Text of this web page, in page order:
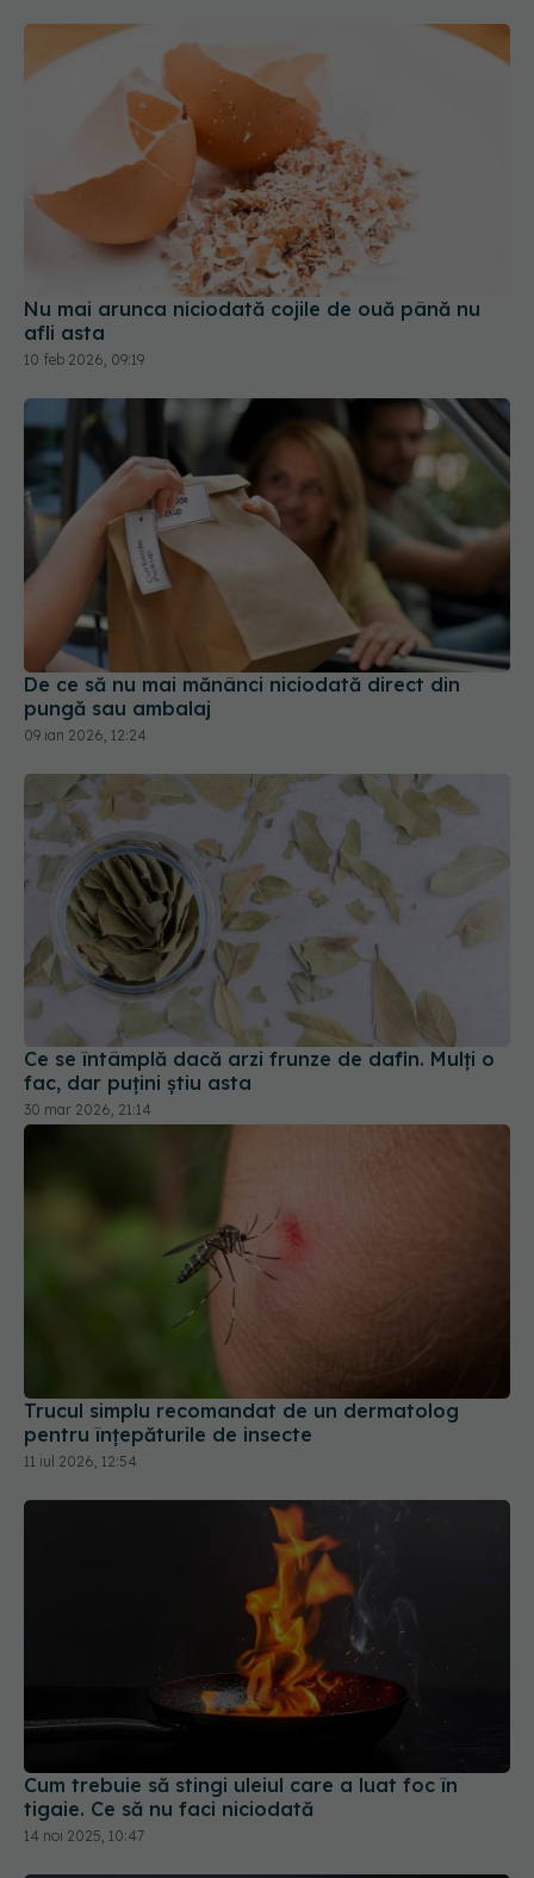
Nu mai arunca niciodată cojile de ouă până nu
afli asta
De ce să nu mai mănânci niciodată direct din
pungă sau ambalaj
09 ian 2026, 12:24
Ce se întâmplă dacă arzi frunze de dafin. Mulți o
fac, dar puțini știu asta
30 mar 2026, 21:14
Trucul simplu recomandat de un dermatolog
pentru înțepăturile de insecte
Cum trebuie să stingi uleiul care a luat foc în
tigaie. Ce să nu faci niciodată